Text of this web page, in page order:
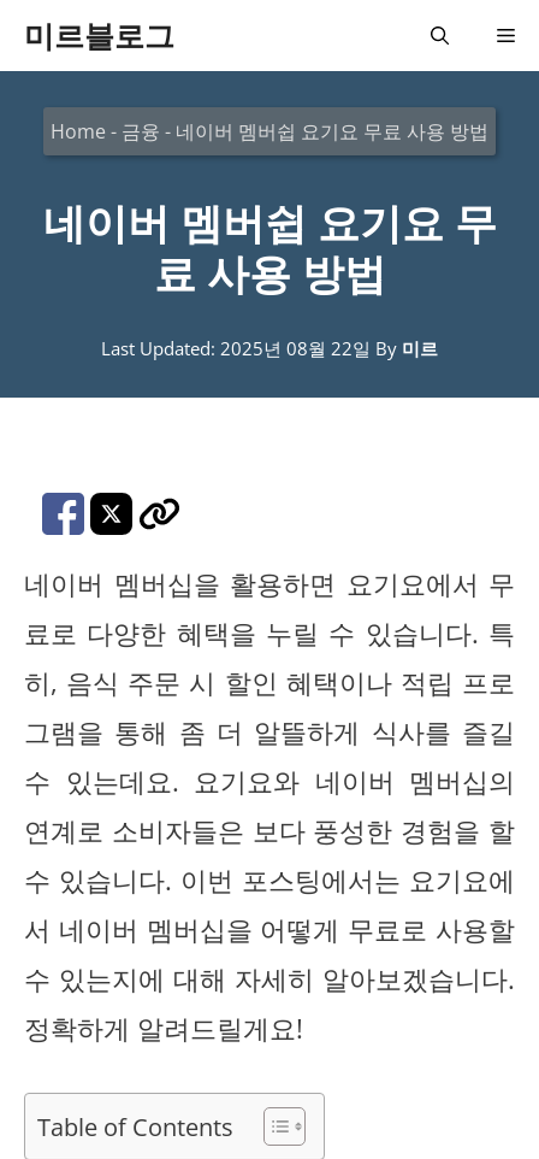
미르블로그 메
Home - 금융 - 네이버 멤버쉽 요기요 무료 사용 방법
네이버 멤버쉽 요기요 무
료 사용 방법
Last Updated: 2025년 08월 22일 By 미르
네이버 멤버십을 활용하면 요기요에서 무
료로 다양한 혜택을 누릴 수 있습니다. 특
히, 음식 주문 시 할인 혜택이나 적립 프로
그램을 통해 좀 더 알뜰하게 식사를 즐길
수 있는데요. 요기요와 네이버 멤버십의
연계로 소비자들은 보다 풍성한 경험을 할
수 있습니다. 이번 포스팅에서는 요기요에
서 네이버 멤버십을 어떻게 무료로 사용할
수 있는지에 대해 자세히 알아보겠습니다.
정확하게 알려드릴게요!
Table of Contents